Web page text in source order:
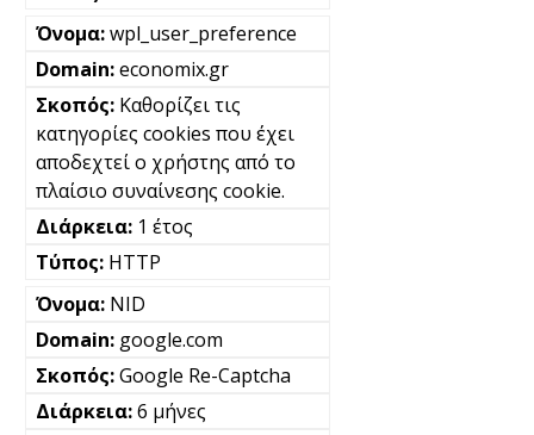
wpl_user_preference
economix.gr
Καθορίζει τις
κατηγορίες cookies που έχει
αποδεχτεί ο χρήστης από το
πλαίσιο συναίνεσης cookie.
1 έτος
HTTP
NID
google.com
Google Re-Captcha
6 μήνες